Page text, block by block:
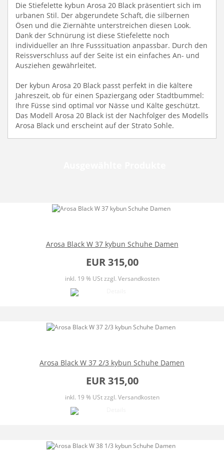
Die Stiefelette kybun Arosa 20 Black präsentiert sich im
urbanen Stil. Der abgerundete Schaft, die silbernen
Ösen und die Ziernähte unterstreichen diesen Look.
Dank der Schnürung ist diese Stiefelette noch
individueller an Ihre Fusssituation anpassbar. Durch den
Reissverschluss auf der Seite ist ein einfaches An- und
Ausziehen gewährleitet.
Der kybun Arosa 20 Black passt perfekt in die kältere
Jahreszeit, ob für einen Spaziergang oder Stadtbummel:
Ihre Füsse sind optimal vor Nässe und Kälte geschützt.
Das Modell Arosa 20 Black ist der Nachfolger des Modells
Arosa Black und erscheint auf der Strato Sohle.
Arosa Black W 37 kybun Schuhe Damen
EUR 315,00
inkl. 19 % UStzzgl. Versandkosten
Arosa Black W 37 2/3 kybun Schuhe Damen
EUR 315,00
inkl. 19 % UStzzgl. Versandkosten